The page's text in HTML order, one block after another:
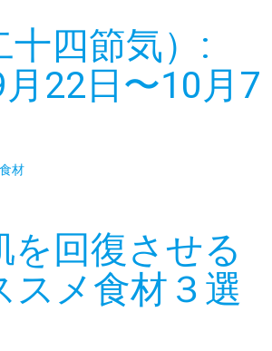
十四節気）:
22日〜10月7
食材
を回復させる
スメ食材３選